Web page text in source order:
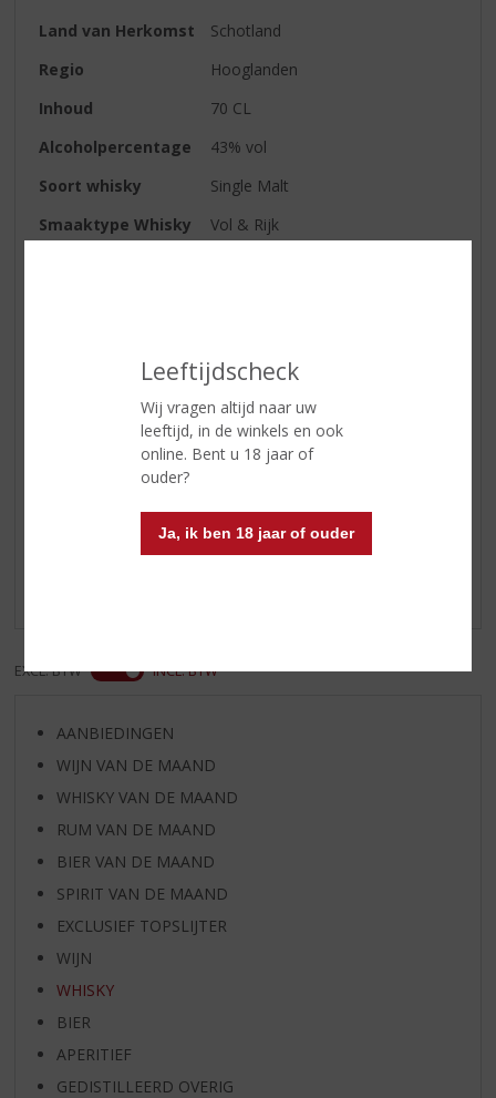
Leeftijdscheck
Wij vragen altijd naar uw
leeftijd, in de winkels en ook
online. Bent u 18 jaar of
ouder?
Ja, ik ben 18 jaar of ouder
Land van Herkomst
Schotland
Regio
Hooglanden
Inhoud
70 CL
Alcoholpercentage
43% vol
Soort whisky
Single Malt
Smaaktype Whisky
Vol & Rijk
rokerigheid
Reviews
Schrijf een review
EXCL. BTW INCL. BTW
AANBIEDINGEN
WIJN VAN DE MAAND
WHISKY VAN DE MAAND
RUM VAN DE MAAND
BIER VAN DE MAAND
SPIRIT VAN DE MAAND
EXCLUSIEF TOPSLIJTER
WIJN
WHISKY
BIER
APERITIEF
GEDISTILLEERD OVERIG